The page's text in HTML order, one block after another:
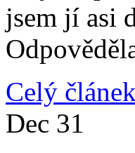
jsem jí asi
Celý článek
Dec 31